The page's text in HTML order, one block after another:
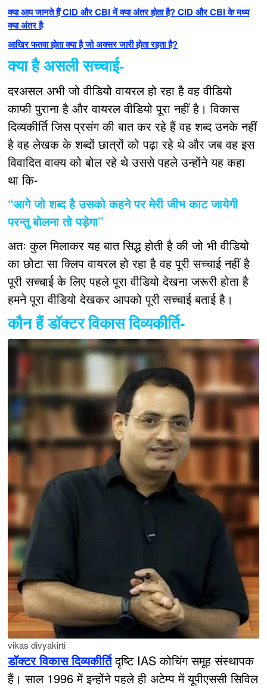
क्या आप जानते हैं CID और CBI में क्या अंतर होता है? CID और CBI के मध्य
क्या अंतर है
आखिर फतवा होता क्या है जो अक्सर जारी होता रहता है?
क्या है असली सच्चाई-
दरअसल अभी जो वीडियो वायरल हो रहा है वह वीडियो
काफी पुराना है और वायरल वीडियो पूरा नहीं है। विकास
दिव्यकीर्ति जिस प्रसंग की बात कर रहे हैं वह शब्द उनके नहीं
है वह लेखक के शब्दों छात्रों को पढ़ा रहे थे और जब वह इस
विवादित वाक्य को बोल रहे थे उससे पहले उन्होंने यह कहा
था कि-
“आगे जो शब्द है उसको कहने पर मेरी जीभ काट जायेगी
परन्तु बोलना तो पड़ेगा”
अतः कुल मिलाकर यह बात सिद्ध होती है की जो भी वीडियो
का छोटा सा क्लिप वायरल हो रहा है वह पूरी सच्चाई नहीं है
पूरी सच्चाई के लिए पहले पूरा वीडियो देखना जरूरी होता है
हमने पूरा वीडियो देखकर आपको पूरी सच्चाई बताई है।
कौन हैं डॉक्टर विकास दिव्यकीर्ति-
vikas divyakirti
डॉक्टर विकास दिव्यकीर्तिदृष्टि IAS कोचिंग समूह संस्थापक
हैं। साल 1996 में इन्होंने पहले ही अटेम्प में यूपीएससी सिविल